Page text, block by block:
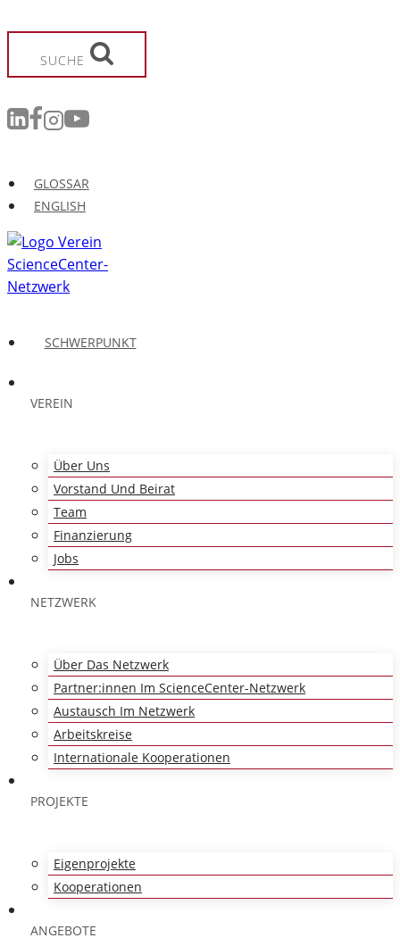
Inhalt
springen
SUCHE
GLOSSAR
ENGLISH
SCHWERPUNKT
VEREIN
Über Uns
Vorstand Und Beirat
Team
Finanzierung
Jobs
NETZWERK
Über Das Netzwerk
Partner:innen Im ScienceCenter-Netzwerk
Austausch Im Netzwerk
Arbeitskreise
Internationale Kooperationen
PROJEKTE
Eigenprojekte
Kooperationen
ANGEBOTE